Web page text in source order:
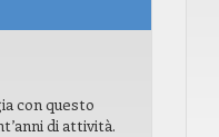
con questo
di attività.
Paolo Tarizzo.